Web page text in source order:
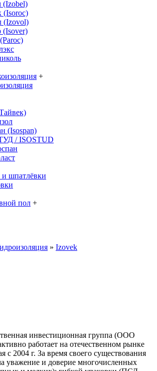
(Izobel)
(Isoroc)
(Izovol)
(Isover)
+
(Isospan)
/ ISOSTUD
шпатлёвки
пол +
» Izovek
инвестиционная группа (ООО
работает на отечественном рынке
с 2004 г. За время своего существования
уважение и доверие многочисленных